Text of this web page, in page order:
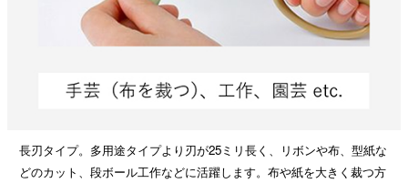
長刃タイプ。多用途タイプより刃が25ミリ長く、リボンや布、型紙な
どのカット、段ボール工作などに活躍します。布や紙を大きく裁つ方